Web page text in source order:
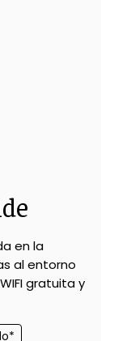
en la
al entorno
gratuita y